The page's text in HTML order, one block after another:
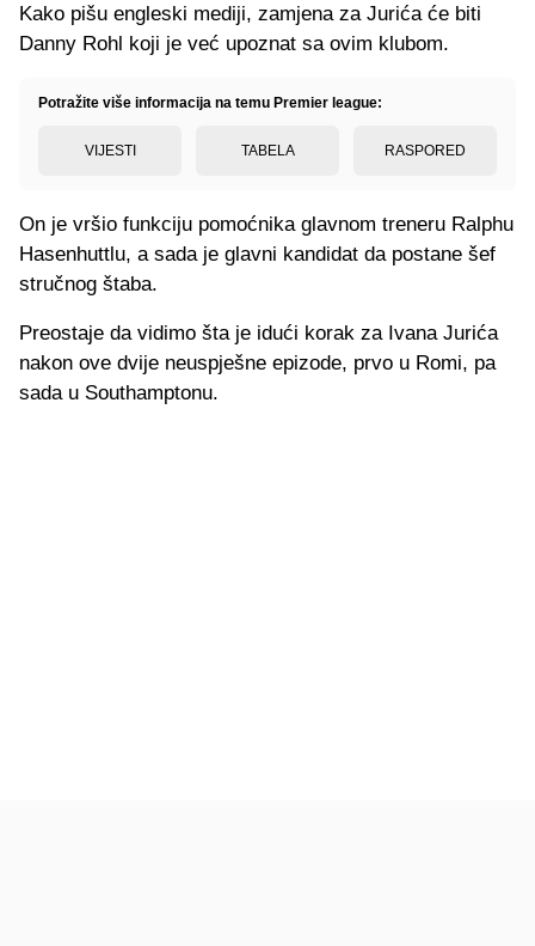
Kako pišu engleski mediji, zamjena za Jurića će biti
Danny Rohl koji je već upoznat sa ovim klubom.
Potražite više informacija na temu Premier league:
VIJESTI TABELA RASPORED
On je vršio funkciju pomoćnika glavnom treneru Ralphu
Hasenhuttlu, a sada je glavni kandidat da postane šef
stručnog štaba.
Preostaje da vidimo šta je idući korak za Ivana Jurića
nakon ove dvije neuspješne epizode, prvo u Romi, pa
sada u Southamptonu.